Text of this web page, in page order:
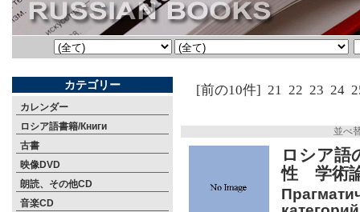
カテゴリー
カレンダー
ロシア語書籍/Книги
古書
映像DVD
朗読、その他CD
音楽CD
[前の10件] 21 22 23 24
並べ
ロシア語
性 学術